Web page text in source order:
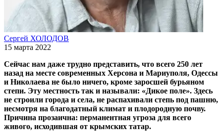
Сергей ХОЛОДОВ
15 марта 2022
Сейчас нам даже трудно представить, что всего 250 лет
назад на месте современных Херсона и Мариуполя, Одессы
и Николаева не было ничего, кроме заросшей бурьяном
степи. Эту местность так и называли: «Дикое поле». Здесь
не строили города и села, не распахивали степь под пашню,
несмотря на благодатный климат и плодородную почву.
Причина прозаична: перманентная угроза для всего
живого, исходившая от крымских татар.